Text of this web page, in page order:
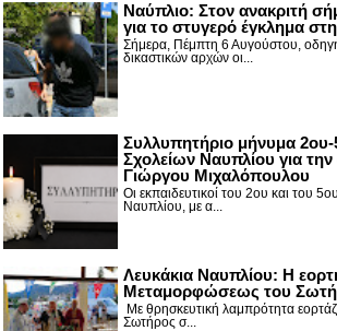
Nαύπλιο: Στον ανακριτή
για το στυγερό έγκλημα
Σήμερα, Πέμπτη 6 Αυγούστου,
δικαστικών αρχών οι...
Συλλυπητήριο μήνυμα
Σχολείων Ναυπλίου για
Γιώργου Μιχαλόπουλου
Οι εκπαιδευτικοί του 2ου και του
Ναυπλίου, με α...
Λευκάκια Ναυπλίου: Η
Μεταμορφώσεως του
Με θρησκευτική λαμπρότητα
Σωτήρος σ...